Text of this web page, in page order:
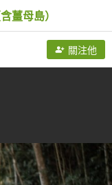
薑母島）
關注他